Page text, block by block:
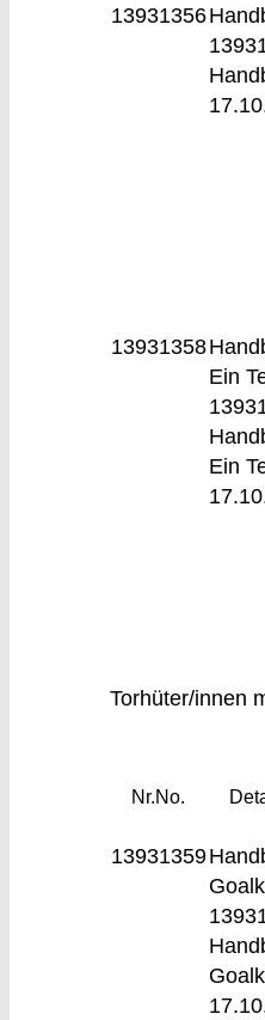
13931356
13931358
Ein
Ein
Torhüter/innen
Nr.No.
13931359